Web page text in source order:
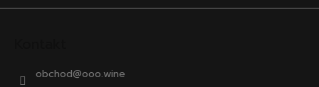
obchod@ooo.wine